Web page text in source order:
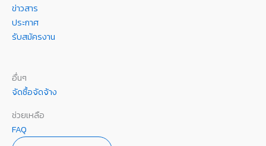
ข่าวสาร
ประกาศ
รับสมัครงาน
อื่นๆ
จัดซื้อจัดจ้าง
ช่วยเหลือ
FAQ